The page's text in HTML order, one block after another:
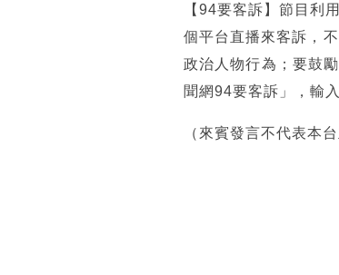
【94要客訴】節目利
個平台直播來客訴，
政治人物行為；要鼓
聞網94要客訴」，輸
（來賓發言不代表本